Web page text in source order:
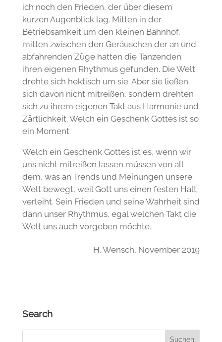
ich noch den Frieden, der über diesem
kurzen Augenblick lag. Mitten in der
Betriebsamkeit um den kleinen Bahnhof,
mitten zwischen den Geräuschen der an und
abfahrenden Züge hatten die Tanzenden
ihren eigenen Rhythmus gefunden. Die Welt
drehte sich hektisch um sie. Aber sie ließen
sich davon nicht mitreißen, sondern drehten
sich zu ihrem eigenen Takt aus Harmonie und
Zärtlichkeit. Welch ein Geschenk Gottes ist so
ein Moment.
Welch ein Geschenk Gottes ist es, wenn wir
uns nicht mitreißen lassen müssen von all
dem, was an Trends und Meinungen unsere
Welt bewegt, weil Gott uns einen festen Halt
verleiht. Sein Frieden und seine Wahrheit sind
dann unser Rhythmus, egal welchen Takt die
Welt uns auch vorgeben möchte.
H. Wensch, November 2019
Search